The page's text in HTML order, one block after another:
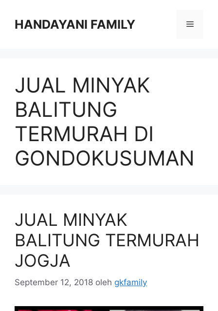
HANDAYANI FAMILY Menu
JUAL MINYAK
BALITUNG
TERMURAH DI
GONDOKUSUMAN
JUAL MINYAK
BALITUNG TERMURAH
JOGJA
September 12, 2018 oleh gkfamily